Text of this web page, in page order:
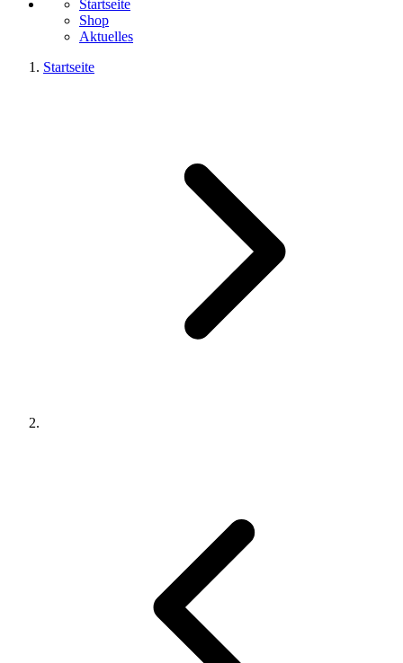
Startseite
Shop
Aktuelles
Startseite